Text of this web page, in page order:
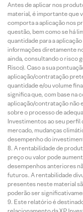
Antes de aplicar nos
material, é importante que
comporta a aplicação nos
questão, bem como se há
quantidade para a
informações diretamente
ainda, consultando o risco
Risco). Caso a sua
aplicação/contratação
quantidade e/ou volume
significa que, com base na
aplicação/contratação não
sobre o processo de
Investimentos ao seu perfil
mercado, mudanças
desempenho do
A rentabilidade de
preço ou valor pode
desempenhos anteriores
futuros. A rentabilidade
presentes neste material
poderão ser
Este relatório é